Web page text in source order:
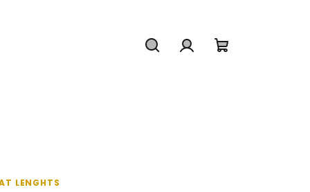
LENGHTS